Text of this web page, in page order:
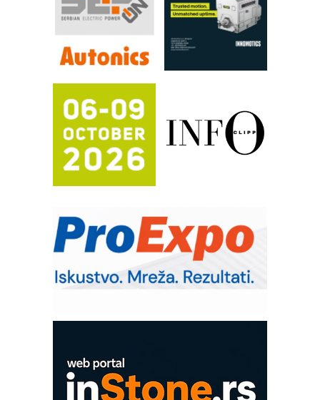
FANUC: Najbolje za vašu pametnu
automatizaciju
Efikasno upravljanje energijom
Automatizacija pakovanja · Display
Potpuna efikasnost bez složenih
sistema
Trajna oznaka kao dugoročna korist
Bezbednost na prvom mestu!
IB BLUMENAUER - više od 40 godina
poverenja u industriji
– Pametna signalizacija za efikasnije
upravljanje mašinama
Sigurnije ispitivanje transformatora u
solarnim elektranama i vetroparkovima
Pranje točkova na gradilištu- standard
Proizvodnja iC7 Hybrid 1500 VDC
COMBYPACK
EVOKS Maintenance Management